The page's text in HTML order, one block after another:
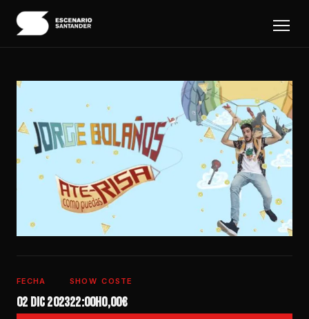
FECHA
02 dic 2023
SHOW
22:00h
COSTE
0,00€